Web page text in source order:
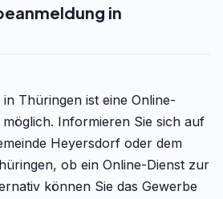
in
Thüringen ist eine Online-
Informieren Sie sich auf
Heyersdorf oder dem
ob ein Online-Dienst zur
können Sie das Gewerbe